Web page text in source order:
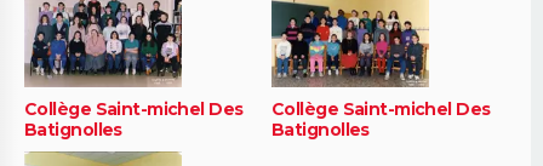
Collège Saint-michel Des
Batignolles
Collège Saint-michel Des
Batignolles